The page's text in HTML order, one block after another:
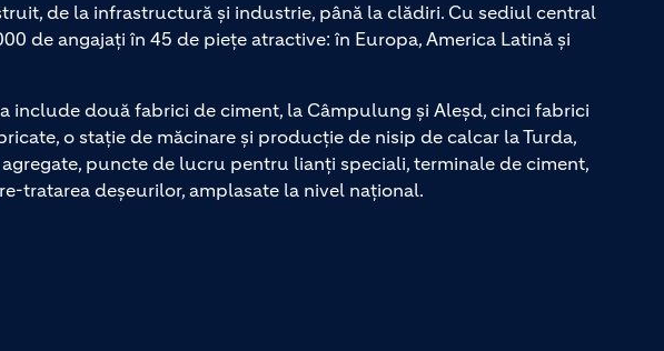
de la infrastructură și industrie, până la clădiri. Cu sediul central
de angajați în 45 de piețe atractive: în Europa, America Latină și
include două fabrici de ciment, la Câmpulung și Aleșd, cinci fabrici
o stație de măcinare și producție de nisip de calcar la Turda,
puncte de lucru pentru lianți speciali, terminale de ciment,
tratarea deșeurilor, amplasate la nivel național.